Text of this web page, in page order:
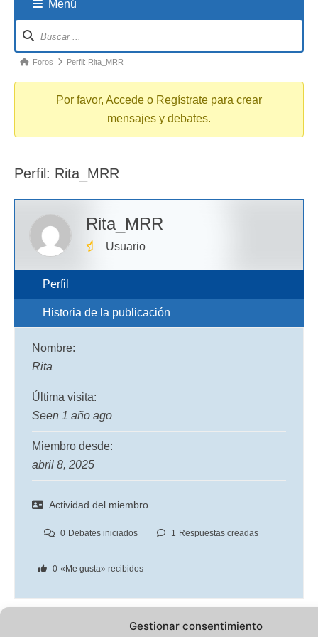
Gestionar consentimiento
Menú
You
Foros Perfil: Rita_MRR
Por favor, Accede o Regístrate para crear
mensajes y debates.
Perfil: Rita_MRR
Rita_MRR
Usuario
Perfil
Historia de la publicación
Nombre:
Rita
Última visita:
Seen 1 año ago
Miembro desde:
abril 8, 2025
Actividad del miembro
0 Debates iniciados 1 Respuestas creadas
0 «Me gusta» recibidos